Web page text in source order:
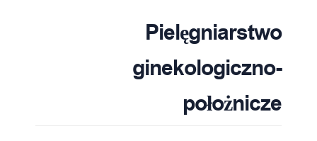
Pielęgniarstwo
ginekologiczno-
położnicze